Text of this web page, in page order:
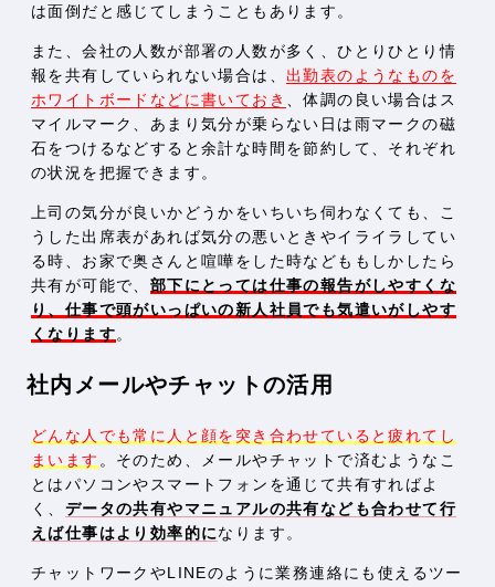
は面倒だと感じてしまうこともあります。
また、会社の人数が部署の人数が多く、ひとりひとり情
報を共有していられない場合は、 出勤表のようなものを
ホワイトボードなどに書いておき
、体調の良い場合はス
マイルマーク、あまり気分が乗らない日は雨マークの磁
石をつけるなどすると余計な時間を節約して、それぞれ
の状況を把握できます。
上司の気分が良いかどうかをいちいち伺わなくても、こ
うした出席表があれば気分の悪いときやイライラしてい
る時、お家で奥さんと喧嘩をした時などももしかしたら
共有が可能で、 部下にとっては仕事の報告がしやすくな
り、仕事で頭がいっぱいの新人社員でも気遣いがしやす
くなります。
社内メールやチャットの活用
どんな人でも常に人と顔を突き合わせていると疲れてし
まいます 。そのため、メールやチャットで済むようなこ
とはパソコンやスマートフォンを通じて共有すればよ
く、 データの共有やマニュアルの共有なども合わせて行
えば仕事はより効率的になります。
チャットワークやLINEのように業務連絡にも使えるツー